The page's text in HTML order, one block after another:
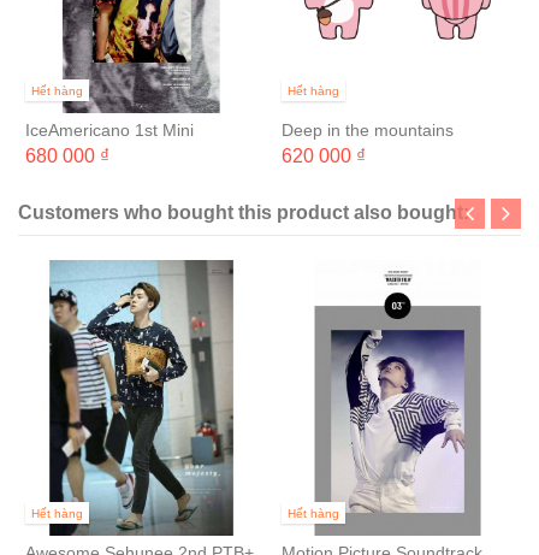
Hết hàng
IceAmericano 1st Mini
Photobook & DVD 'JUDE
680 000 ₫
Hết hàng
Deep in the mountains
620 000 ₫
Customers who bought this product also bought:
Hết hàng Hết hàng